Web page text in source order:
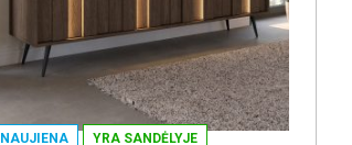
NAUJIENA YRA SANDĖLYJE